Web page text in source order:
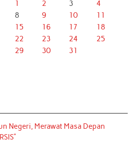
1 2 3
4
8 9 10
11
15 16 17
18
22 23 24
25
29 30
31
Negeri, Merawat Masa Depan